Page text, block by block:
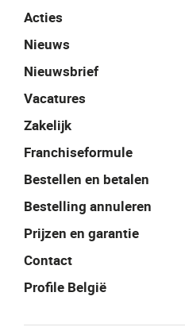
Acties
Nieuws
Nieuwsbrief
Vacatures
Zakelijk
Franchiseformule
Bestellen en betalen
Bestelling annuleren
Prijzen en garantie
Contact
Profile België